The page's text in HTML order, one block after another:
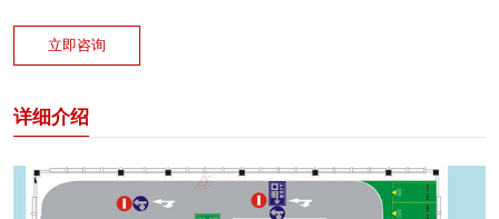
立即咨询
详细介绍